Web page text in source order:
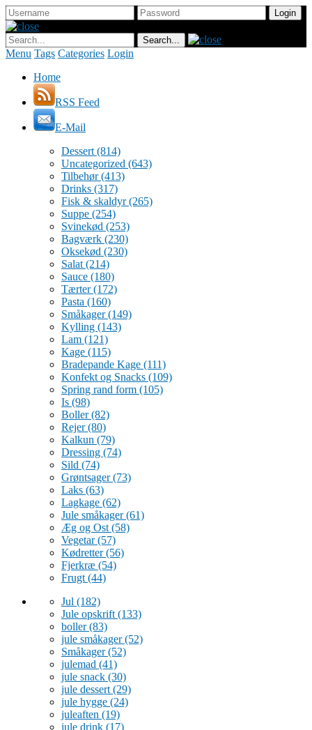
Menu Tags Categories Login
Home
RSS Feed
E-Mail
Dessert (814)
Uncategorized (643)
Tilbehør(413)
Drinks (317)
Fisk & skaldyr(265)
Suppe (254)
Svinekød (253)
Bagværk (230)
Oksekød (230)
Salat (214)
Sauce (180)
Tærter(172)
Pasta (160)
Småkager(149)
Kylling (143)
Lam (121)
Kage (115)
Bradepande Kage (111)
Konfekt og Snacks (109)
Spring rand form (105)
Is (98)
Boller(82)
Rejer(80)
Kalkun (79)
Dressing (74)
Sild (74)
Grøntsager(73)
Laks (63)
Lagkage (62)
Jule småkager(61)
Æg og Ost (58)
Vegetar(57)
Kødretter(56)
Fjerkræ (54)
Frugt (44)
Jul (182)
Jule opskrift (133)
boller(83)
jule småkager(52)
Småkager(52)
julemad (41)
jule snack (30)
jule dessert (29)
jule hygge (24)
juleaften (19)
jule drink (17)